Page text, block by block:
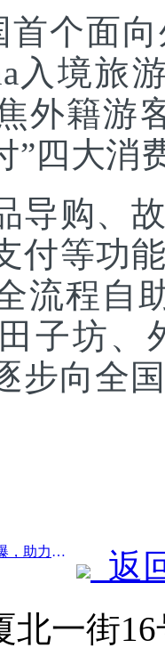
首个面
入境旅
外籍游
”四大消
购、故
付等功
流程自
子坊、
步向全
前一篇：新疆旅游列车开行火爆，助力文旅经济蓬勃发展
返
北一街16